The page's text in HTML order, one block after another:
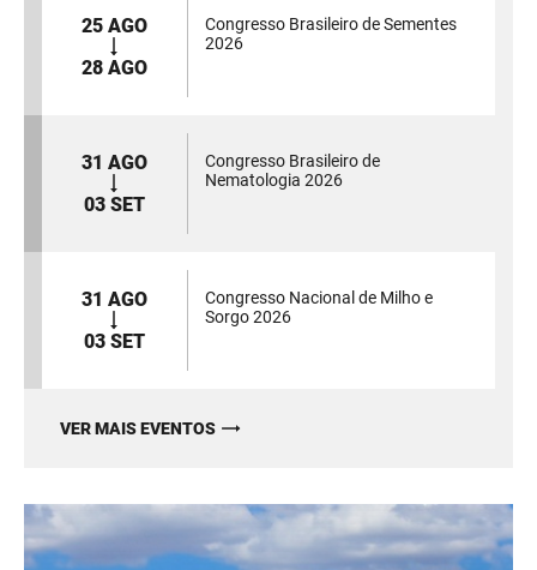
25 AGO
28 AGO
Congresso Brasileiro de Sementes
2026
31 AGO
03 SET
Congresso Brasileiro de
Nematologia 2026
31 AGO
03 SET
Congresso Nacional de Milho e
Sorgo 2026
VER MAIS EVENTOS